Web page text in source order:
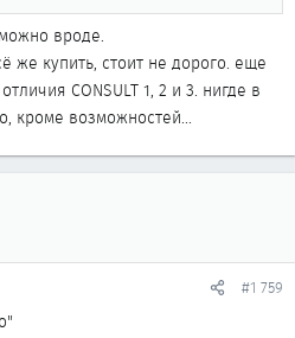
вроде.
же купить, стоит не дорого. еще
CONSULT 1, 2 и 3. нигде в
кроме возможностей...
#1 759